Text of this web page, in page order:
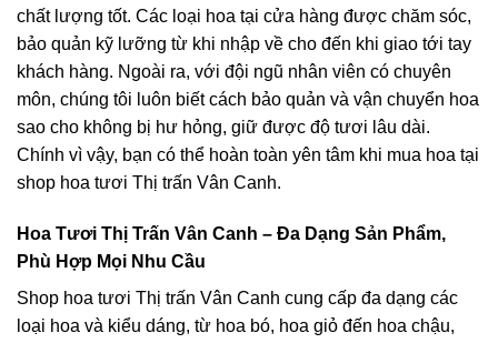
chất lượng tốt. Các loại hoa tại cửa hàng được chăm sóc,
bảo quản kỹ lưỡng từ khi nhập về cho đến khi giao tới tay
khách hàng. Ngoài ra, với đội ngũ nhân viên có chuyên
môn, chúng tôi luôn biết cách bảo quản và vận chuyển hoa
sao cho không bị hư hỏng, giữ được độ tươi lâu dài.
Chính vì vậy, bạn có thể hoàn toàn yên tâm khi mua hoa tại
shop hoa tươi Thị trấn Vân Canh.
Hoa Tươi Thị Trấn Vân Canh – Đa Dạng Sản Phẩm,
Phù Hợp Mọi Nhu Cầu
Shop hoa tươi Thị trấn Vân Canh cung cấp đa dạng các
loại hoa và kiểu dáng, từ hoa bó, hoa giỏ đến hoa chậu,